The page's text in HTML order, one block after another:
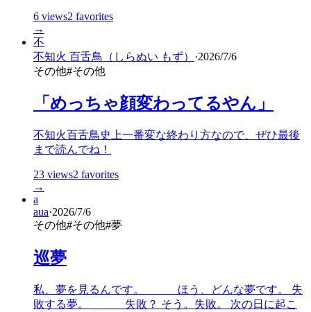
6 views2 favorites
→
不
不知火 百舌鳥（しらぬい もず） ·2026/7/6
その他#その他
「めっちゃ顔変わってるやん」
不知火百舌鳥史上一番変な終わり方なので、ぜひ最後
まで読んでね！
23 views2 favorites
→
a
aua·2026/7/6
その他#その他#夢
巡夢
私、夢を見るんです。＿＿＿ほう、どんな夢です。 失
敗する夢。 ＿＿＿失敗？ そう。失敗。 次の日に起こ